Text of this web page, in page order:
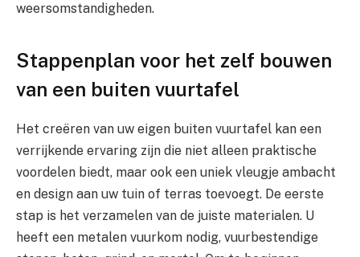
weersomstandigheden.
Stappenplan voor het zelf bouwen
van een buiten vuurtafel
Het creëren van uw eigen buiten vuurtafel kan een
verrijkende ervaring zijn die niet alleen praktische
voordelen biedt, maar ook een uniek vleugje ambacht
en design aan uw tuin of terras toevoegt. De eerste
stap is het verzamelen van de juiste materialen. U
heeft een metalen vuurkom nodig, vuurbestendige